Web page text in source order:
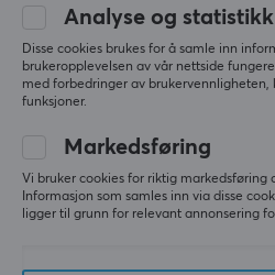
Nyhetsbrev
Mer enn 400 000 gamere
nyhetsbrev. Få eksklusive
Analyse og statistikk
Disse cookies brukes for å samle inn
brukeropplevelsen av vår nettside
med forbedringer av brukervennligheten,
funksjoner.
Markedsføring
Vi bruker cookies for riktig markedsføring
Informasjon som samles inn via disse
ligger til grunn for relevant annonsering